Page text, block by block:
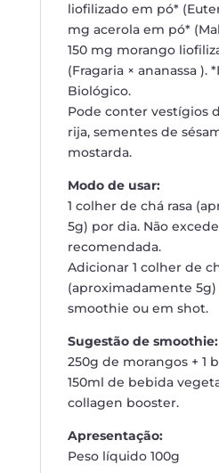
liofilizado em pó*
mg acerola em pó*
150 mg morango
(Fragaria × ananassa ).
Biológico.
Pode conter vestígios
rija, sementes de
mostarda.
Modo de usar:
1 colher de chá rasa
5g) por dia. Não
recomendada.
Adicionar 1 colher de
(aproximadamente
smoothie ou em shot.
Sugestão de smoothie:
250g de morangos + 1
150ml de bebida
collagen booster.
Apresentação:
Peso líquido 100g